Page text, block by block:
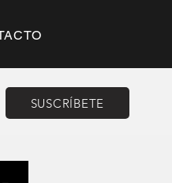
SUSCRÍBETE